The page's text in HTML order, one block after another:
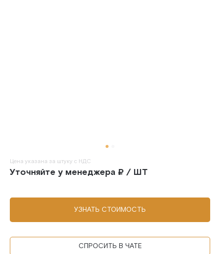
Цена указана за штуку с НДС
Уточняйте у менеджера ₽ / ШТ
УЗНАТЬ СТОИМОСТЬ
СПРОСИТЬ В ЧАТЕ